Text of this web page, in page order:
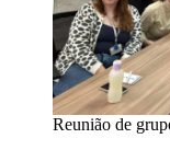
Reunião de